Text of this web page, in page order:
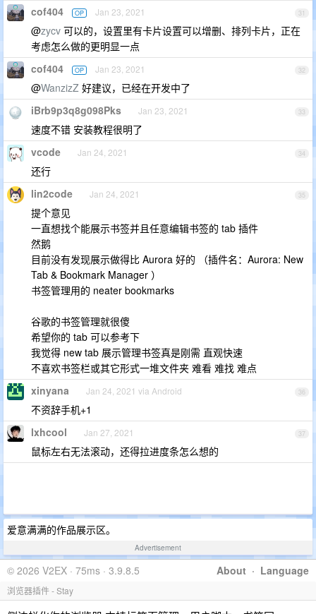
31
cof404 OP Jan 23, 2021
@zycv 可以的，设置里有卡片设置可以增删、排列卡片，正在
考虑怎么做的更明显一点
32
cof404 OP Jan 23, 2021
@WanzizZ 好建议，已经在开发中了
33
iBrb9p3q8g098Pks Jan 23, 2021
速度不错 安装教程很明了
34
vcode Jan 24, 2021
还行
35
lin2code Jan 24, 2021
提个意见
一直想找个能展示书签并且任意编辑书签的 tab 插件
然鹅
目前没有发现展示做得比 Aurora 好的 （插件名：Aurora: New
Tab & Bookmark Manager ）
书签管理用的 neater bookmarks
谷歌的书签管理就很傻
希望你的 tab 可以参考下
我觉得 new tab 展示管理书签真是刚需 直观快速
不喜欢书签栏或其它形式一堆文件夹 难看 难找 难点
36
xinyana Jan 24, 2021 via Android
不资辞手机+1
37
lxhcool Jan 27, 2021
鼠标左右无法滚动，还得拉进度条怎么想的
爱意满满的作品展示区。
Advertisement
About · Language
© 2026 V2EX · 75ms · 3.9.8.5
浏览器插件 - Stay